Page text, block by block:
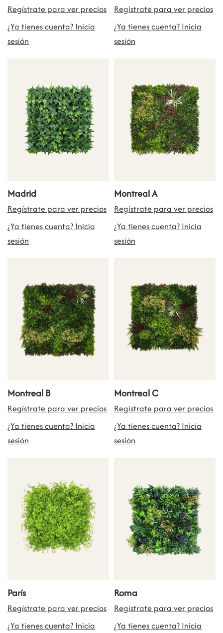
Regístrate para ver precios
¿Ya tienes cuenta? Inicia
sesión
Regístrate para ver precios
¿Ya tienes cuenta? Inicia
sesión
Madrid
Regístrate para ver precios
¿Ya tienes cuenta? Inicia
sesión
Montreal A
Regístrate para ver precios
¿Ya tienes cuenta? Inicia
sesión
Montreal B
Regístrate para ver precios
¿Ya tienes cuenta? Inicia
sesión
Montreal C
Regístrate para ver precios
¿Ya tienes cuenta? Inicia
sesión
París
Regístrate para ver precios
¿Ya tienes cuenta? Inicia
Roma
Regístrate para ver precios
¿Ya tienes cuenta? Inicia